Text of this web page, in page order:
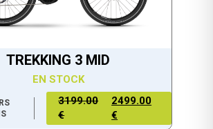
TREKKING 3 MID
EN STOCK
3199.00
€
2499.00
€